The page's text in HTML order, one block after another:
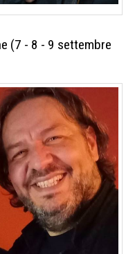
(7 - 8 - 9 settembre